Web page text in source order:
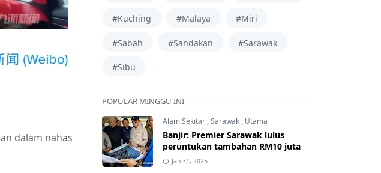
dalam nahas
#Kuching #Malaya #Miri
#Sabah #Sandakan #Sarawak
#Sibu
POPULAR MINGGU INI
Alam Sekitar ,Sarawak , Utama
Banjir: Premier Sarawak lulus
peruntukan tambahan RM10 juta
Jan 31, 2025